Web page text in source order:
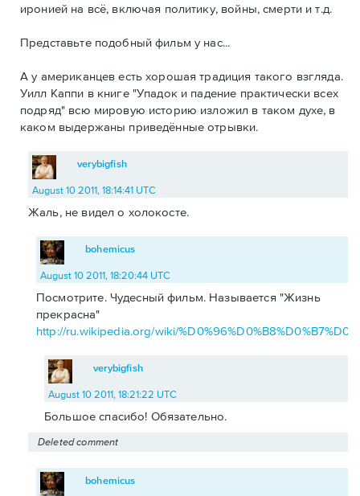
иронией на всё, включая политику, войны, смерти и т.д.
Представьте подобный фильм у нас...
А у американцев есть хорошая традиция такого взгляда.
Уилл Каппи в книге "Упадок и падение практически всех
подряд" всю мировую историю изложил в таком духе, в
каком выдержаны приведённые отрывки.
verybigfish
August 10 2011, 18:14:41 UTC
Жаль, не видел о холокосте.
bohemicus
August 10 2011, 18:20:44 UTC
Посмотрите. Чудесный фильм. Называется "Жизнь
прекрасна"
http://ru.wikipedia.org/wiki/
verybigfish
August 10 2011, 18:21:22 UTC
Большое спасибо! Обязательно.
Deleted comment
bohemicus